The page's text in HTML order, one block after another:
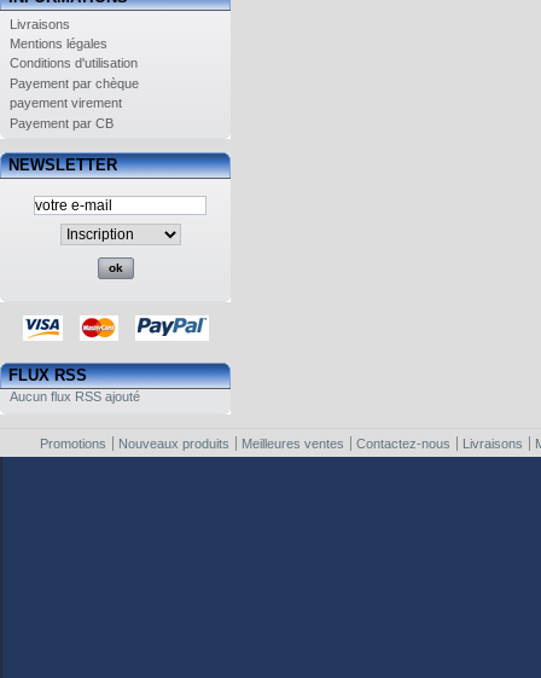
Livraisons
Mentions légales
Conditions d'utilisation
Payement par chèque
payement virement
Payement par CB
NEWSLETTER
FLUX RSS
Aucun flux RSS ajouté
Promotions Nouveaux produits Meilleures ventes Contactez-nous Livraisons